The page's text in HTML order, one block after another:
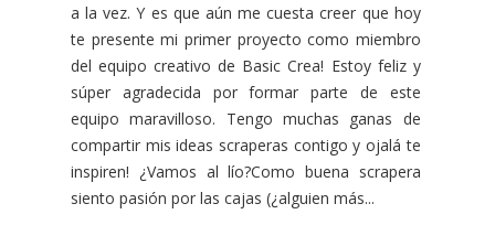
a la vez. Y es que aún me cuesta creer que hoy
te presente mi primer proyecto como miembro
del equipo creativo de Basic Crea! Estoy feliz y
súper agradecida por formar parte de este
equipo maravilloso. Tengo muchas ganas de
compartir mis ideas scraperas contigo y ojalá te
inspiren! ¿Vamos al lío?Como buena scrapera
siento pasión por las cajas (¿alguien más...